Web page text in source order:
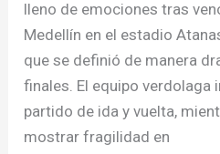
lleno de emociones tras
Medellín en el estadio
que se definió de manera
finales. El equipo verdolaga
partido de ida y vuelta,
mostrar fragilidad en